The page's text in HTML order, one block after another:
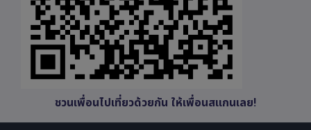
ชวนเพื่อนไปเที่ยวด้วยกัน ให้เพื่อนสแกนเลย!